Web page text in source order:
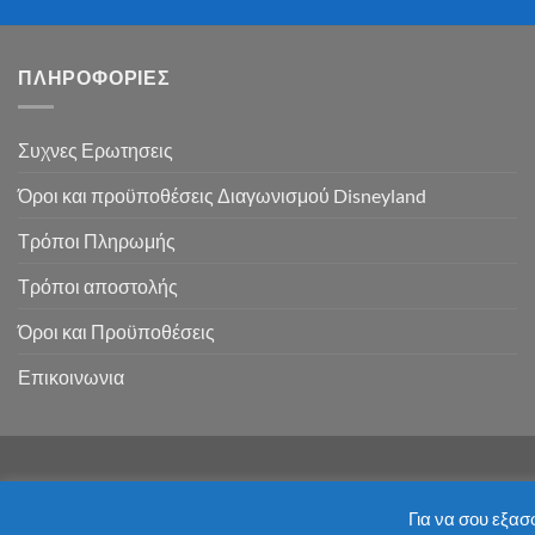
ΠΛΗΡΟΦΟΡΙΕΣ
Συχνες Ερωτησεις
Όροι και προϋποθέσεις Διαγωνισμού Disneyland
Τρόποι Πληρωμής
Τρόποι αποστολής
Όροι και Προϋποθέσεις
Επικοινωνια
Για να σου